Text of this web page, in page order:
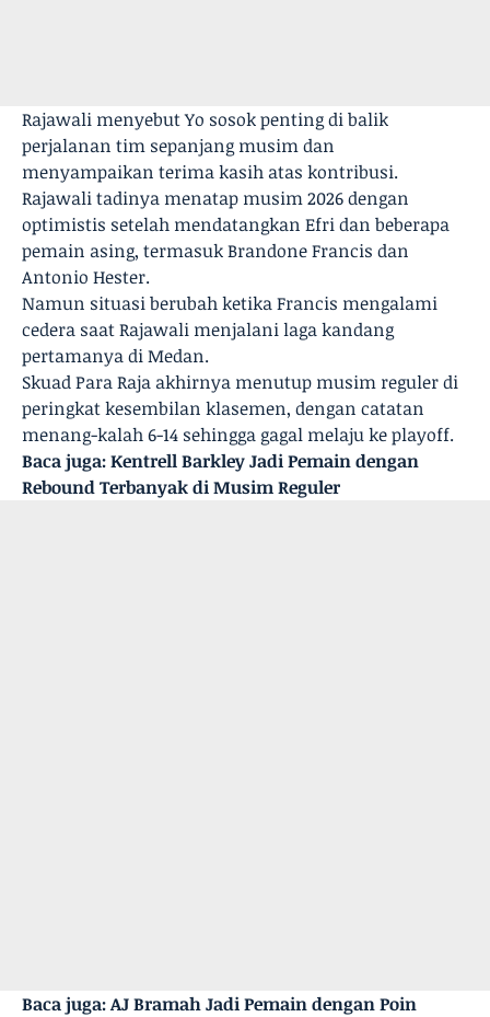
Rajawali menyebut Yo sosok penting di balik
perjalanan tim sepanjang musim dan
menyampaikan terima kasih atas kontribusi.
Rajawali tadinya menatap musim 2026 dengan
optimistis setelah mendatangkan Efri dan beberapa
pemain asing, termasuk Brandone Francis dan
Antonio Hester.
Namun situasi berubah ketika Francis mengalami
cedera saat Rajawali menjalani laga kandang
pertamanya di Medan.
Skuad Para Raja akhirnya menutup musim reguler di
peringkat kesembilan klasemen, dengan catatan
menang-kalah 6-14 sehingga gagal melaju ke playoff.
Baca juga:Kentrell Barkley Jadi Pemain dengan
Rebound Terbanyak di Musim Reguler
Baca juga:AJ Bramah Jadi Pemain dengan Poin